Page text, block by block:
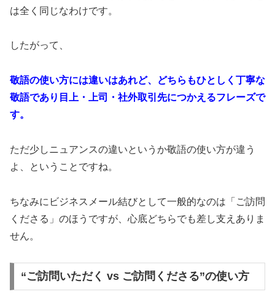
は全く同じなわけです。
したがって、
敬語の使い方には違いはあれど、どちらもひとしく丁寧な
敬語であり目上・上司・社外取引先につかえるフレーズで
す。
ただ少しニュアンスの違いというか敬語の使い方が違う
よ、ということですね。
ちなみにビジネスメール結びとして一般的なのは「ご訪問
くださる」のほうですが、心底どちらでも差し支えありま
せん。
“ご訪問いただく vs ご訪問くださる”の使い方